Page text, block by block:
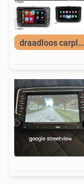
draadloos carplay